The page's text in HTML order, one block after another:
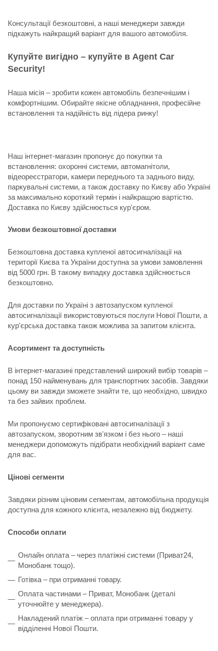
Консультації безкоштовні, а наші менеджери завжди
підкажуть найкращий варіант для вашого автомобіля.
Купуйте вигідно – купуйте в Agent Car
Security!
Наша місія – зробити кожен автомобіль безпечнішим і
комфортнішим. Обирайте якісне обладнання, професійне
встановлення та надійність від лідера ринку!
Наш інтернет-магазин пропонує до покупки та
встановлення: охоронні системи, автомагнітоли,
відеореєстратори, камери переднього та заднього виду,
паркувальні системи, а також доставку по Києву або Україні
за максимально короткий термін і найкращою вартістю.
Доставка по Києву здійснюється кур'єром.
Умови безкоштовної доставки
Безкоштовна доставка купленої автосигналізації на
території Києва та України доступна за умови замовлення
від 5000 грн. В такому випадку доставка здійснюється
безкоштовно.
Для доставки по Україні з автозапуском купленої
автосигналізації використовуються послуги Нової Пошти, а
кур'єрська доставка також можлива за запитом клієнта.
Асортимент та доступність
В інтернет-магазині представлений широкий вибір товарів –
понад 150 найменувань для транспортних засобів. Завдяки
цьому ви завжди зможете знайти те, що необхідно, швидко
та без зайвих проблем.
Ми пропонуємо сертифіковані автосигналізації з
автозапуском, зворотним зв'язком і без нього – наші
менеджери допоможуть підібрати необхідний варіант саме
для вас.
Цінові сегменти
Завдяки різним ціновим сегментам, автомобільна продукція
доступна для кожного клієнта, незалежно від бюджету.
Способи оплати
Онлайн оплата – через платіжні системи (Приват24,
Монобанк тощо).
Готівка – при отриманні товару.
Оплата частинами – Приват, Монобанк (деталі
уточнюйте у менеджера).
Накладений платіж – оплата при отриманні товару у
відділенні Нової Пошти.